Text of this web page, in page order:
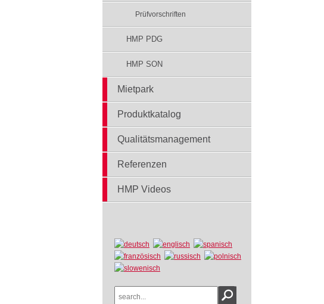
Prüfvorschriften
HMP PDG
HMP SON
Mietpark
Produktkatalog
Qualitätsmanagement
Referenzen
HMP Videos